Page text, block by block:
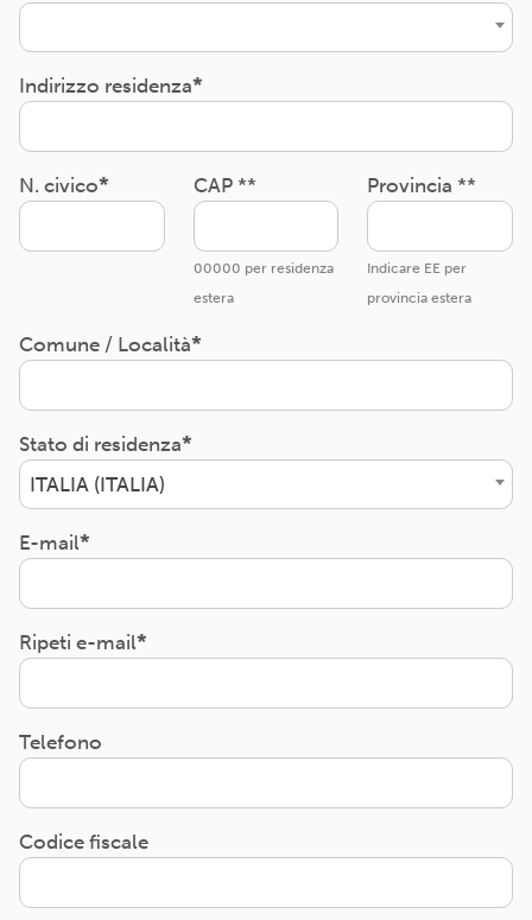
Indirizzo residenza
N. civico CAP **
00000 per residenza
estera
Provincia **
Indicare EE per
provincia estera
Comune / Località
Stato di residenza
ITALIA (ITALIA)
E-mail
Ripeti e-mail
Telefono
Codice fiscale